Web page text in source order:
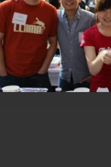
總統農曆
台美貿易協
性突破 總
升級 籲請
臺美簽署
疊加 我輸
總統接受「